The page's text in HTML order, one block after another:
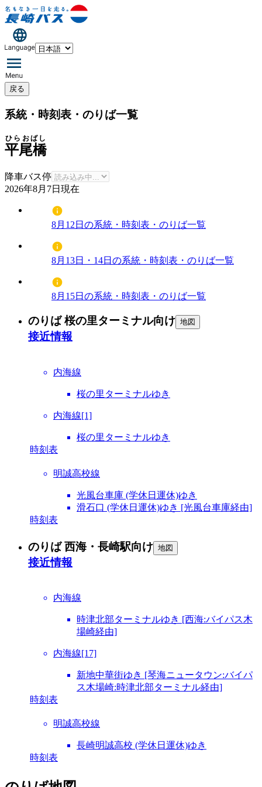
戻る
系統・時刻表・のりば一覧
平尾橋
ひらおばし
降車バス停
2026年8月7日 現在
8月12日の系統・時刻表・のりば一覧
8月13日・14日の系統・時刻表・のりば一覧
8月15日の系統・時刻表・のりば一覧
のりば 桜の里ターミナル向け 地図
接近情報
内海線
桜の里ターミナルゆき
内海線[1]
桜の里ターミナルゆき
時刻表
明誠高校線
光風台車庫 (学休日運休)ゆき
滑石口 (学休日運休)ゆき [光風台車庫経由]
時刻表
のりば 西海・長崎駅向け 地図
接近情報
内海線
時津北部ターミナルゆき [西海:バイパス木
場崎経由]
内海線[17]
新地中華街ゆき [琴海ニュータウン:バイパ
ス木場崎:時津北部ターミナル経由]
時刻表
明誠高校線
長崎明誠高校 (学休日運休)ゆき
時刻表